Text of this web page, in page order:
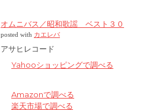
オムニバス／昭和歌謡 ベスト３０
posted with カエレバ
アサヒレコード
Yahooショッピングで調べる
Amazonで調べる
楽天市場で調べる